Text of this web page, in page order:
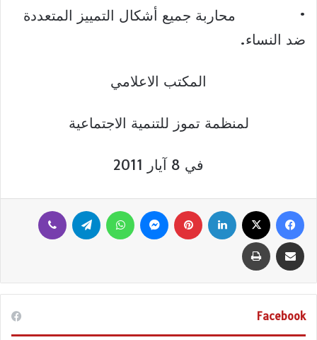
• محاربة جميع أشكال التمييز المتعددة
ضد النساء.
المكتب الاعلامي
لمنظمة تموز للتنمية الاجتماعية
في 8 آيار 2011
فيسبوك لينكدإن بينتيريست ماسنجر واتساب تيلقرام
مشاركة عبر البريد طباعة
Facebook